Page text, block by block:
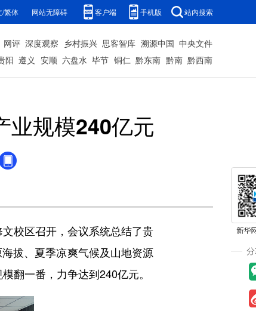
/繁体 网站无障碍 客户端 手机版 站内搜索
网评 深度观察 乡村振兴 思客智库 溯源中国 中央文件
阳 遵义 安顺 六盘水 毕节 铜仁 黔东南 黔南 黔西南
业规模240亿元
校区召开，会议系统总结了贵
拔、夏季凉爽气候及山地资源
翻一番，力争达到240亿元。